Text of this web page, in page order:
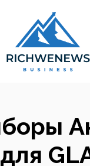
для